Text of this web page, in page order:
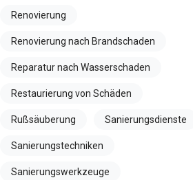
Renovierung
Renovierung nach Brandschaden
Reparatur nach Wasserschaden
Restaurierung von Schäden
Rußsäuberung Sanierungsdienste
Sanierungstechniken
Sanierungswerkzeuge